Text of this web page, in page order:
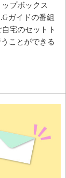
プボックス
ガイドの番組
宅のセットト
ことができる